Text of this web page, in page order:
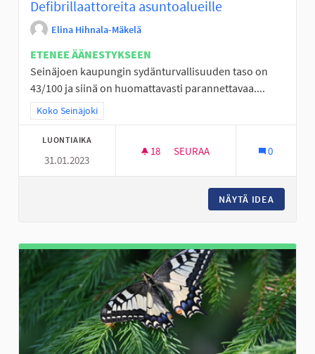
Defibrillaattoreita asuntoalueille
Elina Hihnala-Mäkelä
ETENEE ÄÄNESTYKSEEN
Seinäjoen kaupungin sydänturvallisuuden taso on
43/100 ja siinä on huomattavasti parannettavaa....
Rajaa tulokset teeman mukaan: Koko Seinäjoki
Koko Seinäjoki
LUONTIAIKA
31.01.2023
18 18 SEURAAJAA
SEURAA 0
NÄYTÄ IDEA